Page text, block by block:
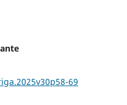
69